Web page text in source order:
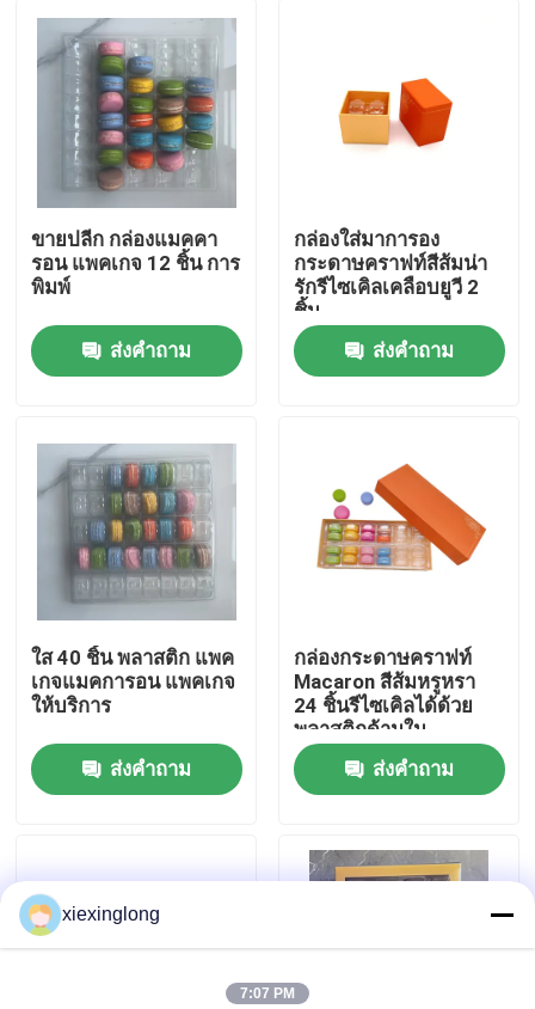
วิดีโอ
เกี่ยวกับเรา
ทัวร์โรงงาน
การควบคุมคุณภาพ
ติดต่อเรา
กรณี
ขายปลีก กล่องแมคคา
รอน แพคเกจ 12 ชิ้น การ
พิมพ์
ส่งคำถาม
กล่องใส่มาการอง
กระดาษคราฟท์สีส้มน่า
รักรีไซเคิลเคลือบยูวี 2
ชิ้น
ส่งคำถาม
ใส 40 ชิ้น พลาสติก แพค
เกจแมคการอน แพคเกจ
ให้บริการ
ส่งคำถาม
กล่องกระดาษคราฟท์
Macaron สีส้มหรูหรา
24 ชิ้นรีไซเคิลได้ด้วย
พลาสติกด้านใน
ส่งคำถาม
xiexinglong
7:07 PM